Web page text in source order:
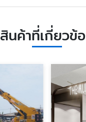
สินค้าที่เกี่ยวข้